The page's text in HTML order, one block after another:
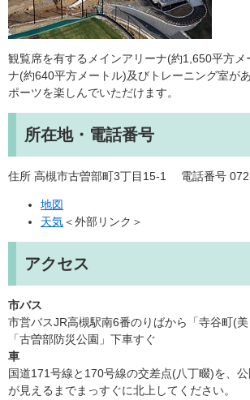
観覧席を有するメインアリーナ(約1,650平方メ
ナ(約640平方メートル)及びトレーニング室が
ポーツを楽しんでいただけます。
所在地・電話番号
住所 高槻市古曽部町3丁目15-1 電話番号
地図
天気＜外部リンク＞
アクセス
市バス
市営バスJR高槻駅南6番のりばから「寺谷町(
「古曽部防災公園」下車すぐ
車
国道171号線と170号線の交差点(八丁畷)を、
が見えるまでまっすぐに北上してください。